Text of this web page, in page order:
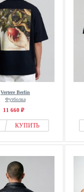
Vertere Berlin
Футболка
11 660 ₽
КУПИТЬ